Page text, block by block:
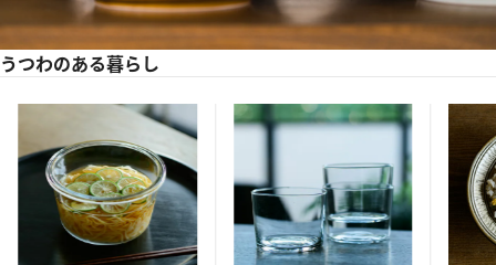
うつわのある暮らし